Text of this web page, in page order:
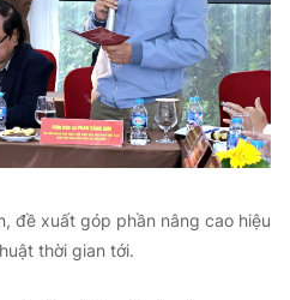
đề xuất góp phần nâng cao hiệu
thời gian tới.